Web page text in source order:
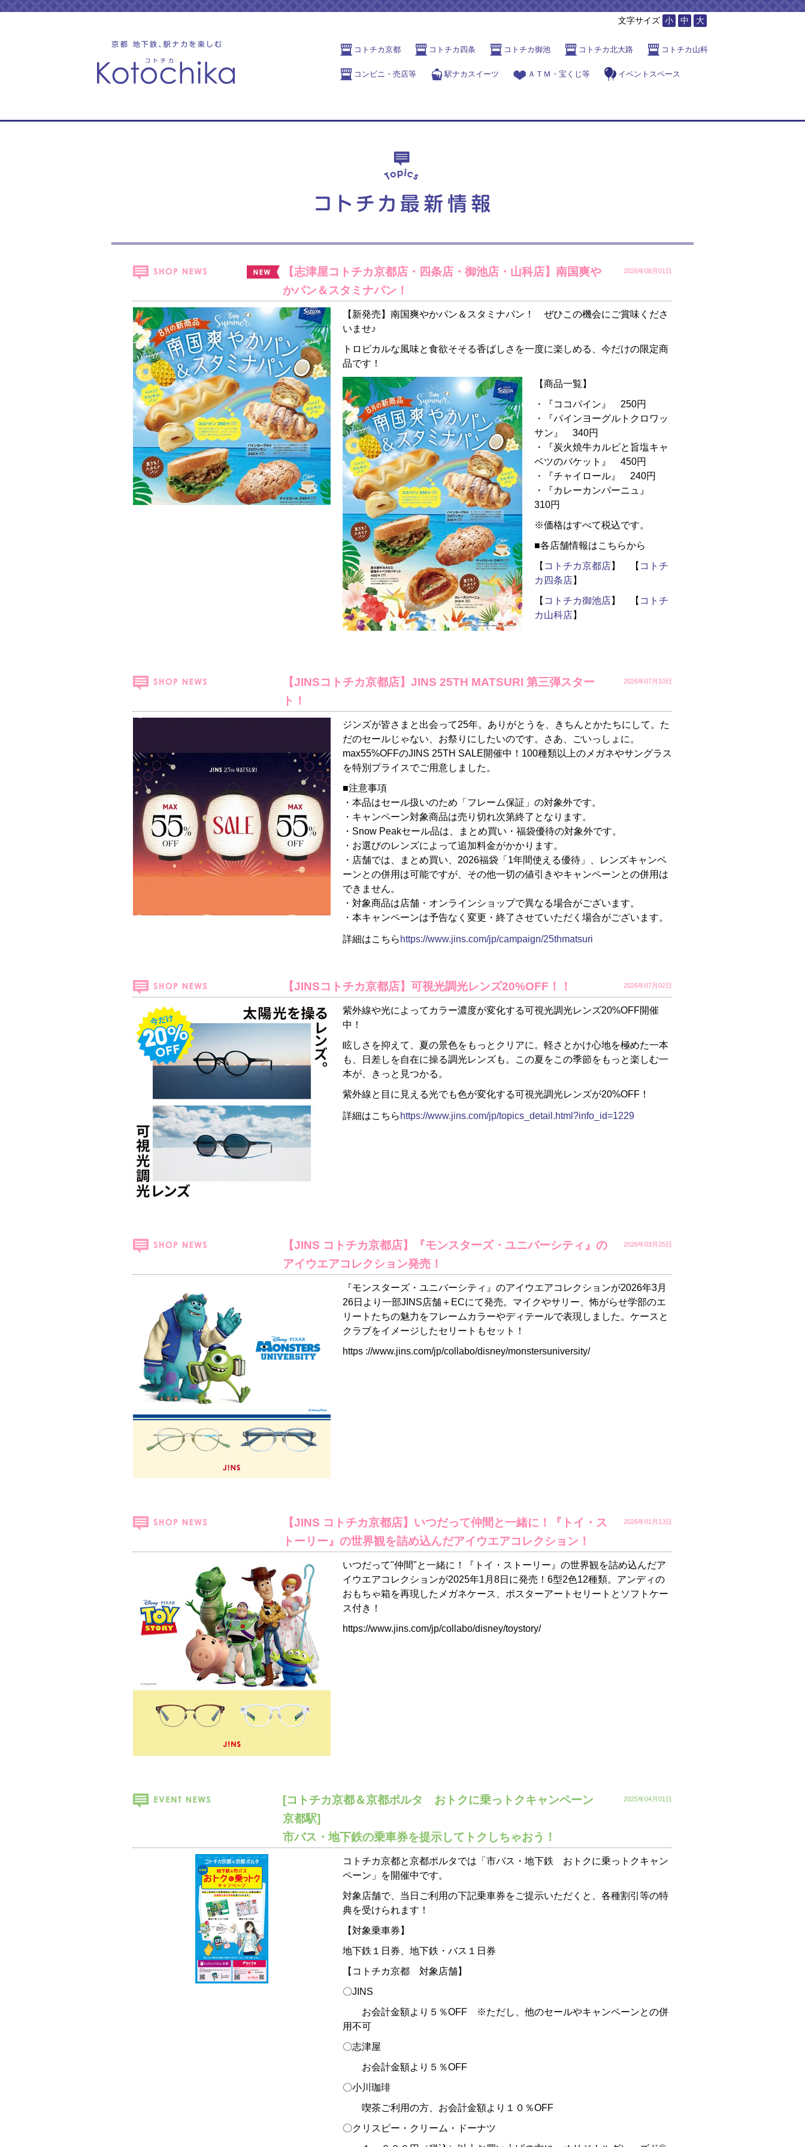
文字サイズ 小 中 大
コトチカ京都 コトチカ四条 コトチカ御池 コトチカ北大路 コトチカ山科
コンビニ・売店等 駅ナカスイーツ ＡＴＭ・宝くじ等 イベントスペース
【志津屋コトチカ京都店・四条店・御池店・山科店】南国爽や
かパン＆スタミナパン！
2026年08月01日
【新発売】南国爽やかパン＆スタミナパン！ ぜひこの機会にご賞味くださ
いませ♪
トロピカルな風味と食欲そそる香ばしさを一度に楽しめる、今だけの限定商
品です！
【商品一覧】
・『ココパイン』 250円
・『パインヨーグルトクロワッ
サン』 340円
・『炭火焼牛カルビと旨塩キャ
ベツのバケット』 450円
・『チャイロール』 240円
・『カレーカンパーニュ』
310円
※価格はすべて税込です。
■各店舗情報はこちらから
【 コトチカ京都店】 【 コトチ
カ四条店】
【 コトチカ御池店】 【 コトチ
カ山科店】
【JINSコトチカ京都店】JINS 25TH MATSURI 第三弾スター
ト！
2026年07月10日
ジンズが皆さまと出会って25年。ありがとうを、きちんとかたちにして。た
だのセールじゃない、お祭りにしたいのです。さあ、ごいっしょに。
max55%OFFのJINS 25TH SALE開催中！100種類以上のメガネやサングラス
を特別プライスでご用意しました。
■注意事項
・本品はセール扱いのため「フレーム保証」の対象外です。
・キャンペーン対象商品は売り切れ次第終了となります。
・Snow Peakセール品は、まとめ買い・福袋優待の対象外です。
・お選びのレンズによって追加料金がかかります。
・店舗では、まとめ買い、2026福袋「1年間使える優待」、レンズキャンペ
ーンとの併用は可能ですが、その他一切の値引きやキャンペーンとの併用は
できません。
・対象商品は店舗・オンラインショップで異なる場合がございます。
・本キャンペーンは予告なく変更・終了させていただく場合がございます。
詳細はこちら https://www.jins.com/jp/campaign/25thmatsuri
【JINSコトチカ京都店】可視光調光レンズ20%OFF！！ 2026年07月02日
紫外線や光によってカラー濃度が変化する可視光調光レンズ20%OFF開催
中！
眩しさを抑えて、夏の景色をもっとクリアに。軽さとかけ心地を極めた一本
も、日差しを自在に操る調光レンズも。この夏をこの季節をもっと楽しむ一
本が、きっと見つかる。
紫外線と目に見える光でも色が変化する可視光調光レンズが20%OFF！
詳細はこちら https://www.jins.com/jp/topics_detail.html?info_id=1229
【JINS コトチカ京都店】『モンスターズ・ユニバーシティ』の
アイウエアコレクション発売！
2026年03月25日
『モンスターズ・ユニバーシティ』のアイウエアコレクションが2026年3月
26日より一部JINS店舗＋ECにて発売。マイクやサリー、怖がらせ学部のエ
リートたちの魅力をフレームカラーやディテールで表現しました。ケースと
クラブをイメージしたセリートもセット！
https ://www.jins.com/jp/collabo/disney/monstersuniversity/
【JINS コトチカ京都店】いつだって仲間と一緒に！『トイ・ス
トーリー』の世界観を詰め込んだアイウエアコレクション！
2026年01月13日
いつだって"仲間"と一緒に！『トイ・ストーリー』の世界観を詰め込んだア
イウエアコレクションが2025年1月8日に発売！6型2色12種類。アンディの
おもちゃ箱を再現したメガネケース、ポスターアートセリートとソフトケー
ス付き！
https://www.jins.com/jp/collabo/disney/toystory/
[コトチカ京都＆京都ポルタ おトクに乗っトクキャンペーン
京都駅]
市バス・地下鉄の乗車券を提示してトクしちゃおう！
2025年04月01日
コトチカ京都と京都ポルタでは「市バス・地下鉄 おトクに乗っトクキャン
ペーン」を開催中です。
対象店舗で、当日ご利用の下記乗車券をご提示いただくと、各種割引等の特
典を受けられます！
【対象乗車券】
地下鉄１日券、地下鉄・バス１日券
【コトチカ京都 対象店舗】
〇JINS
お会計金額より５％OFF ※ただし、他のセールやキャンペーンとの併
用不可
〇志津屋
お会計金額より５％OFF
〇小川珈琲
喫茶ご利用の方、お会計金額より１０％OFF
〇クリスピー・クリーム・ドーナツ